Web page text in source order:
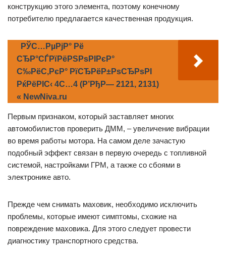
конструкцию этого элемента, поэтому конечному
потребителю предлагается качественная продукция.
РЎС…РµРјР° Рё
СЂР°СЃРїРёРЅРѕРІРєР°
С‰РёС‚РєР° РїСЂРёР±РѕСЂРѕРІ
РќРёРІС‹ 4С…4 (Р’РђР— 2121, 2131)
« NewNiva.ru
Первым признаком, который заставляет многих
автомобилистов проверить ДММ, – увеличение вибрации
во время работы мотора. На самом деле зачастую
подобный эффект связан в первую очередь с топливной
системой, настройками ГРМ, а также со сбоями в
электронике авто.
Прежде чем снимать маховик, необходимо исключить
проблемы, которые имеют симптомы, схожие на
повреждение маховика. Для этого следует провести
диагностику транспортного средства.